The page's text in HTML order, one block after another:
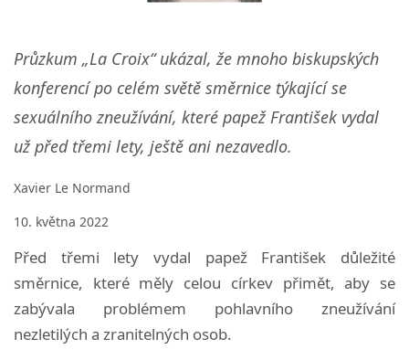
Průzkum „La Croix“ ukázal, že mnoho biskupských
konferencí po celém světě směrnice týkající se
sexuálního zneužívání, které papež František vydal
už před třemi lety, ještě ani nezavedlo.
Xavier Le Normand
10. května 2022
Před třemi lety vydal papež František důležité
směrnice, které měly celou církev přimět, aby se
zabývala problémem pohlavního zneužívání
nezletilých a zranitelných osob.